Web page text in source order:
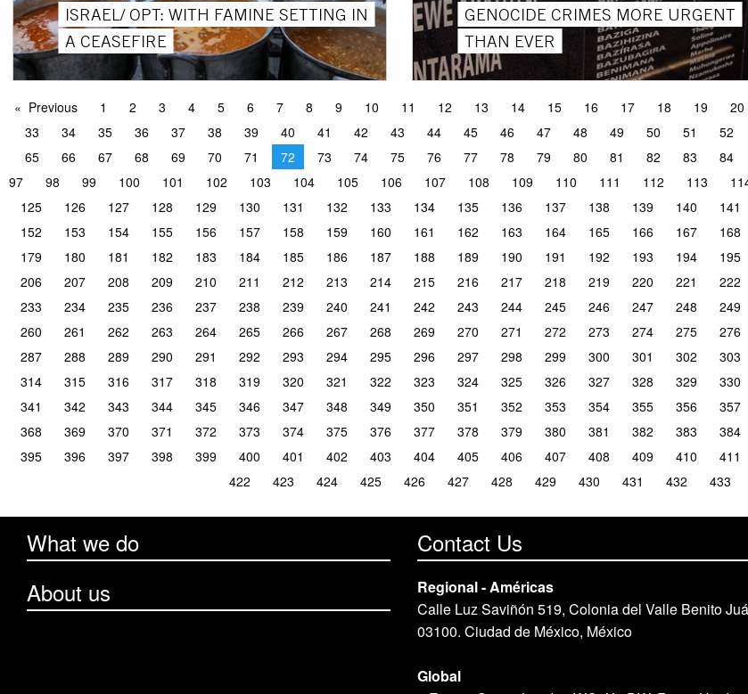
ISRAEL/ OPT: WITH FAMINE SETTING IN
A CEASEFIRE
GENOCIDE CRIMES MORE URGENT
THAN EVER
Previous 1 2 3 4 5 6 7 8 9 10 11 12 13 14 15 16 17 18 19 20
33
34 35 36 37 38 39 40 41 42 43 44 45 46 47 48 49 50 51 52
65
66 67 68 69 70 71 72 73 74 75 76 77 78 79 80 81 82 83 84
97
98 99 100 101 102 103 104 105 106 107 108 109 110 111 112 113
125
126 127 128 129 130 131 132 133 134 135 136 137 138 139 140 141
152
153 154 155 156 157 158 159 160 161 162 163 164 165 166 167 168
179
180 181 182 183 184 185 186 187 188 189 190 191 192 193 194 195
206
207 208 209 210 211 212 213 214 215 216 217 218 219 220 221 222
233
234 235 236 237 238 239 240 241 242 243 244 245 246 247 248 249
260
261 262 263 264 265 266 267 268 269 270 271 272 273 274 275 276
287
288 289 290 291 292 293 294 295 296 297 298 299 300 301 302 303
314
315 316 317 318 319 320 321 322 323 324 325 326 327 328 329 330
341
342 343 344 345 346 347 348 349 350 351 352 353 354 355 356 357
368
369 370 371 372 373 374 375 376 377 378 379 380 381 382 383 384
395
396 397 398 399 400 401 402 403 404 405 406 407 408 409 410 411
422
423 424 425 426 427 428 429 430 431 432 433
What we do
About us
Contact Us
Regional - Américas
Calle Luz Saviñón 519, Colonia del Valle Benito
03100. Ciudad de México, México
Global